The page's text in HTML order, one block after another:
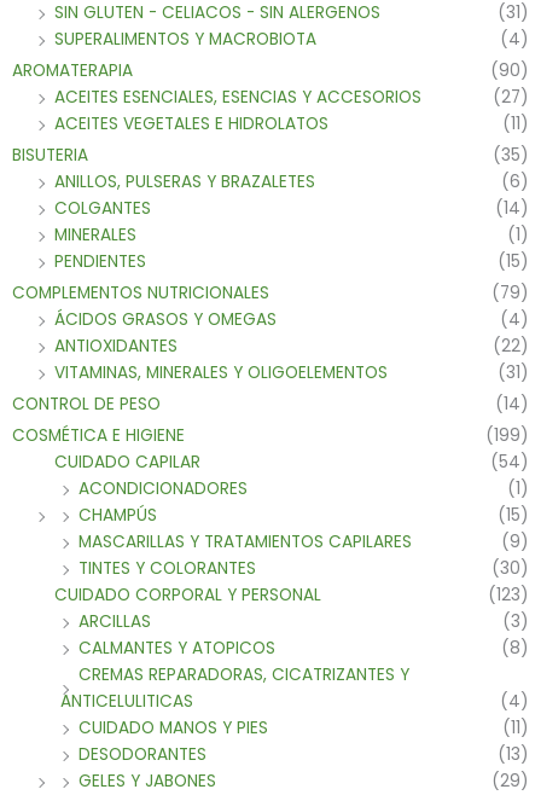
SIN GLUTEN - CELIACOS - SIN ALERGENOS
(31)
SUPERALIMENTOS Y MACROBIOTA
(4)
AROMATERAPIA
(90)
ACEITES ESENCIALES, ESENCIAS Y ACCESORIOS
(27)
ACEITES VEGETALES E HIDROLATOS
(11)
BISUTERIA
(35)
ANILLOS, PULSERAS Y BRAZALETES
(6)
COLGANTES
(14)
MINERALES
(1)
PENDIENTES
(15)
COMPLEMENTOS NUTRICIONALES
(79)
ÁCIDOS GRASOS Y OMEGAS
(4)
ANTIOXIDANTES
(22)
VITAMINAS, MINERALES Y OLIGOELEMENTOS
(31)
CONTROL DE PESO
(14)
COSMÉTICA E HIGIENE
(199)
CUIDADO CAPILAR
(54)
ACONDICIONADORES
(1)
CHAMPÚS
(15)
MASCARILLAS Y TRATAMIENTOS CAPILARES
(9)
TINTES Y COLORANTES
(30)
CUIDADO CORPORAL Y PERSONAL
(123)
ARCILLAS
(3)
CALMANTES Y ATOPICOS
(8)
CREMAS REPARADORAS, CICATRIZANTES Y
ANTICELULITICAS
(4)
CUIDADO MANOS Y PIES
(11)
DESODORANTES
(13)
GELES Y JABONES
(29)